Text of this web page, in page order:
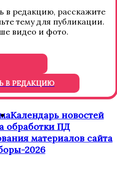
в редакцию, расскажите
тему для публикации.
видео и фото.
В РЕДАКЦИЮ
Календарь новостей
обработки ПД
материалов сайта
2026